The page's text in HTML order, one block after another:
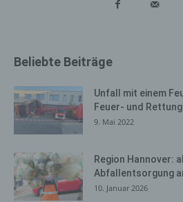
Beliebte Beiträge
Unfall mit einem
Feuer- und
9. Mai 2022
Region Hannover:
Abfallentsorgung
10. Januar 2026
übernommen wird. Ein weiteres
durch unsere Internetseite
entsprechenden Einstellung des
Internetbrowsers verhindern und
Cookies dauerhaft widersprechen.
bereits gesetzte Cookies jederzeit
Internetbrowser oder andere
gelöscht werden. Dies ist in allen
Internetbrowsern möglich.